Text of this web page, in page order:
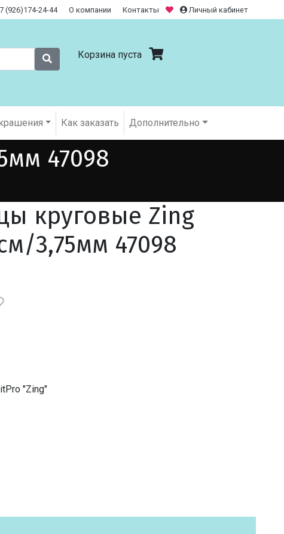
(926)174-24-44 О компании Контакты Личный кабинет
Корзина пуста
Как заказать Дополнительно
47098
круговые Zing
3,75мм 47098
"Zing"